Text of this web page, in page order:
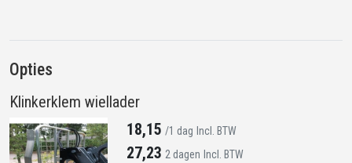
Opties
Klinkerklem wiellader
18,15 /1 dag Incl. BTW
27,23 2 dagen Incl. BTW